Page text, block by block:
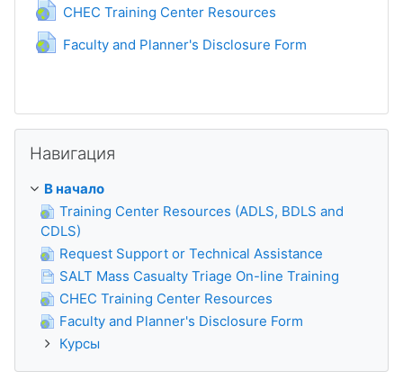
CHEC Training Center ResourcesГиперссылка
Faculty and Planner's Disclosure FormГиперссылка
Навигация
В начало
Training Center Resources (ADLS, BDLS and
CDLS)
Request Support or Technical Assistance
SALT Mass Casualty Triage On-line Training
CHEC Training Center Resources
Faculty and Planner's Disclosure Form
Курсы